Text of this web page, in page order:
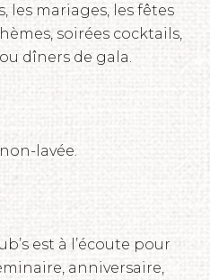
les mariages, les fêtes
soirées cocktails,
dîners de gala.
lavée.
est à l’écoute pour
anniversaire,